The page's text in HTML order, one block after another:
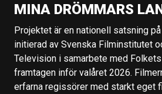
MINA DRÖMMARS
Projektet är en nationell satsning
initierad av Svenska Filminstitutet
Television i samarbete med
framtagen inför valåret 2026.
erfarna regissörer med starkt eget